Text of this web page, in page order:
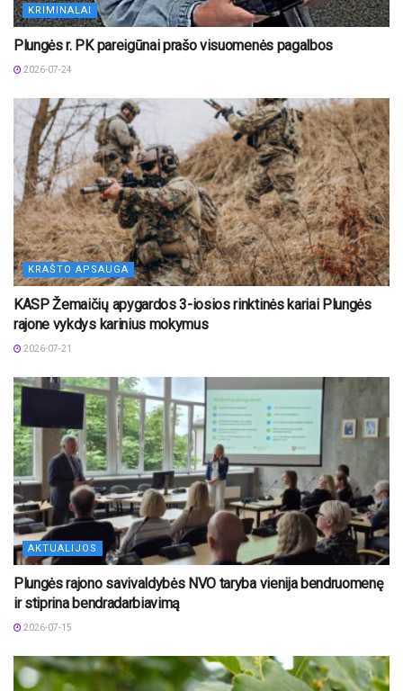
KRIMINALAI
Plungės r. PK pareigūnai prašo visuomenės pagalbos
2026-07-24
KRAŠTO APSAUGA
KASP Žemaičių apygardos 3-iosios rinktinės kariai Plungės
rajone vykdys karinius mokymus
2026-07-21
AKTUALIJOS
Plungės rajono savivaldybės NVO taryba vienija bendruomenę
ir stiprina bendradarbiavimą
2026-07-15